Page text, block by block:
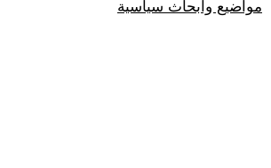
مواضيع وابحاث سياسية